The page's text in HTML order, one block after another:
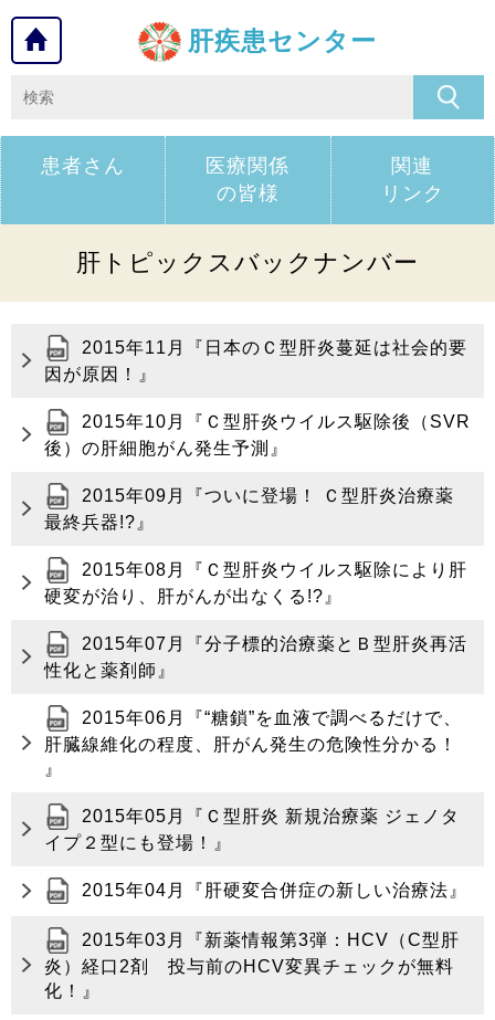
肝疾患センター
患者さん
医療関係
の皆様
関連
リンク
肝トピックスバックナンバー
2015年11月『日本のＣ型肝炎蔓延は社会的要
因が原因！』
2015年10月『Ｃ型肝炎ウイルス駆除後（SVR
後）の肝細胞がん発生予測』
2015年09月『ついに登場！ Ｃ型肝炎治療薬
最終兵器!?』
2015年08月『Ｃ型肝炎ウイルス駆除により肝
硬変が治り、肝がんが出なくる!?』
2015年07月『分子標的治療薬とＢ型肝炎再活
性化と薬剤師』
2015年06月『“糖鎖”を血液で調べるだけで、
肝臓線維化の程度、肝がん発生の危険性分かる！
』
2015年05月『Ｃ型肝炎 新規治療薬 ジェノタ
イプ２型にも登場！』
2015年04月『肝硬変合併症の新しい治療法』
2015年03月『新薬情報第3弾：HCV（C型肝
炎）経口2剤 投与前のHCV変異チェックが無料
化！』